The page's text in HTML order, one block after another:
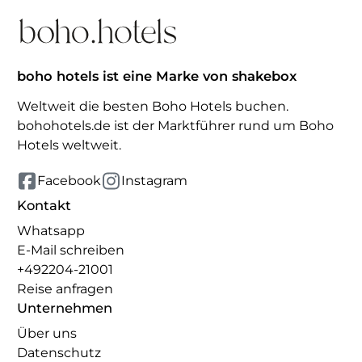
boho hotels ist eine Marke von shakebox
Weltweit die besten Boho Hotels buchen.
bohohotels.de ist der Marktführer rund um Boho
Hotels weltweit.
Facebook Instagram
Kontakt
Whatsapp
E-Mail schreiben
+492204-21001
Reise anfragen
Unternehmen
Über uns
Datenschutz